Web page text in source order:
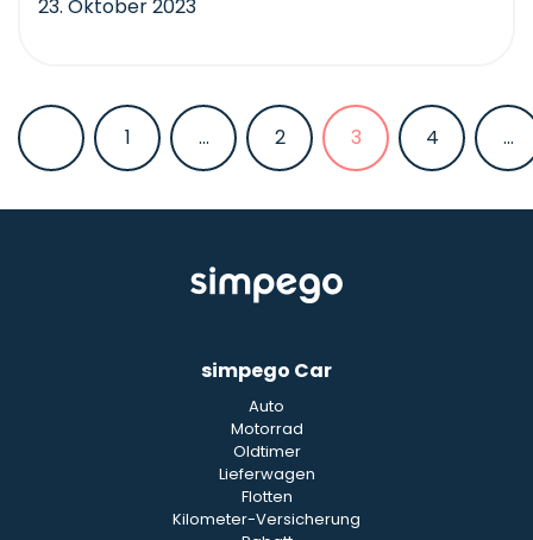
23. Oktober 2023
1 ... 2 3 4 ...
simpego Car
Auto
Motorrad
Oldtimer
Lieferwagen
Flotten
Kilometer-Versicherung